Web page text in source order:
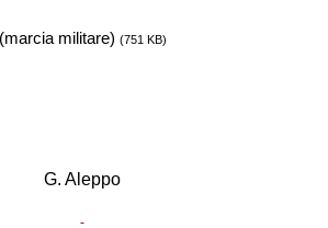
(marcia militare) (751 KB)
G. Aleppo